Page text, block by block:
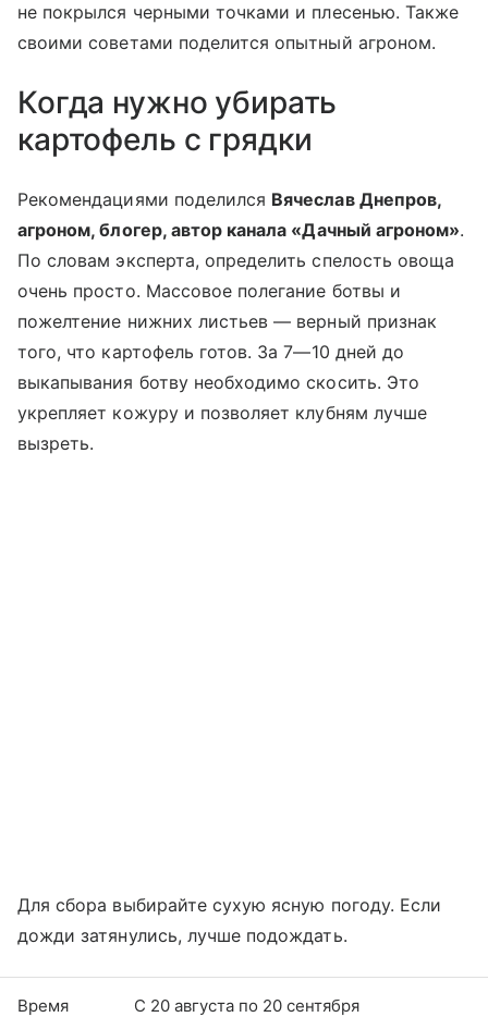
не покрылся черными точками и плесенью. Также
своими советами поделится опытный агроном.
Когда нужно убирать
картофель с грядки
Рекомендациями поделился Вячеслав Днепров,
агроном, блогер, автор канала «Дачный агроном».
По словам эксперта, определить спелость овоща
очень просто. Массовое полегание ботвы и
пожелтение нижних листьев — верный признак
того, что картофель готов. За 7—10 дней до
выкапывания ботву необходимо скосить. Это
укрепляет кожуру и позволяет клубням лучше
вызреть.
Для сбора выбирайте сухую ясную погоду. Если
дожди затянулись, лучше подождать.
Время
С 20 августа по 20 сентября